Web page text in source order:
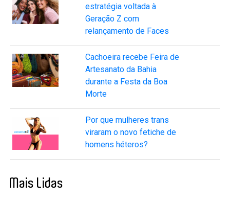
estratégia voltada à
Geração Z com
relançamento de Faces
Cachoeira recebe Feira de
Artesanato da Bahia
durante a Festa da Boa
Morte
Por que mulheres trans
viraram o novo fetiche de
homens héteros?
Mais Lidas